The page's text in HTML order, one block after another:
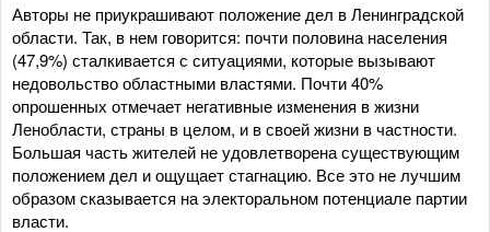
Авторы не приукрашивают положение дел в Ленинградской
области. Так, в нем говорится: почти половина населения
(47,9%) сталкивается с ситуациями, которые вызывают
недовольство областными властями. Почти 40%
опрошенных отмечает негативные изменения в жизни
Ленобласти, страны в целом, и в своей жизни в частности.
Большая часть жителей не удовлетворена существующим
положением дел и ощущает стагнацию. Все это не лучшим
образом сказывается на электоральном потенциале партии
власти.